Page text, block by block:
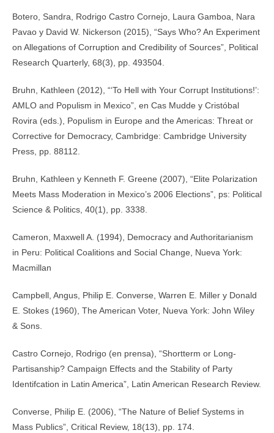
Botero, Sandra, Rodrigo Castro Cornejo, Laura Gamboa, Nara
Pavao y David W. Nickerson (2015), “Says Who? An Experiment
on Allegations of Corruption and Credibility of Sources”, Political
Research Quarterly, 68(3), pp. 493­504.
Bruhn, Kathleen (2012), “‘To Hell with Your Corrupt Institutions!’:
AMLO and Populism in Mexico”, en Cas Mudde y Cristóbal
Rovira (eds.), Populism in Europe and the Americas: Threat or
Corrective for Democracy, Cambridge: Cambridge University
Press, pp. 88­112.
Bruhn, Kathleen y Kenneth F. Greene (2007), “Elite Polarization
Meets Mass Moderation in Mexico’s 2006 Elections”, ps: Political
Science & Politics, 40(1), pp. 33­38.
Cameron, Maxwell A. (1994), Democracy and Authoritarianism
in Peru: Political Coalitions and Social Change, Nueva York:
Macmillan
Campbell, Angus, Philip E. Converse, Warren E. Miller y Donald
E. Stokes (1960), The American Voter, Nueva York: John Wiley
& Sons.
Castro Cornejo, Rodrigo (en prensa), “Short­term or Long­
Partisanship? Campaign Effects and the Stability of Party
Identifcation in Latin America”, Latin American Research Review.
Converse, Philip E. (2006), “The Nature of Belief Systems in
Mass Publics”, Critical Review, 18(1­3), pp. 1­74.